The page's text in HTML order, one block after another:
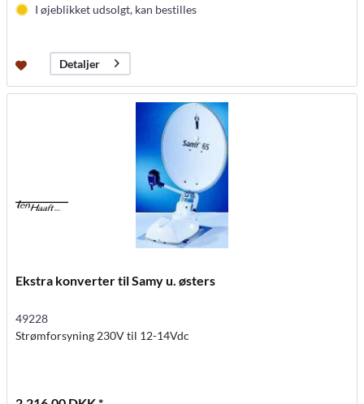
I øjeblikket udsolgt, kan bestilles
Detaljer
Ekstra konverter til Samy u. østers
49228
Strømforsyning 230V til 12-14Vdc